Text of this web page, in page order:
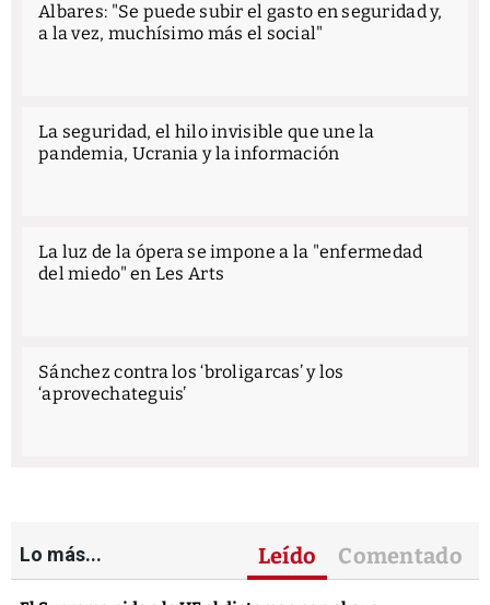
Albares: "Se puede subir el gasto en seguridad y,
a la vez, muchísimo más el social"
La seguridad, el hilo invisible que une la
pandemia, Ucrania y la información
La luz de la ópera se impone a la "enfermedad
del miedo" en Les Arts
Sánchez contra los ‘broligarcas’ y los
‘aprovechateguis’
Lo más... Leído Comentado